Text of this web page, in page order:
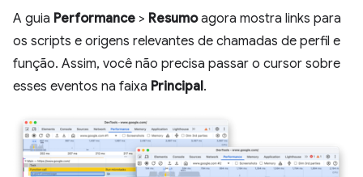
A guia Performance > Resumoagora mostra links para
os scripts e origens relevantes de chamadas de perfil e
função. Assim, você não precisa passar o cursor sobre
esses eventos na faixa Principal.